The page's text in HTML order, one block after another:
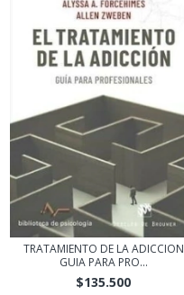
TRATAMIENTO DE LA ADICCION
GUIA PARA PRO...
$135.500